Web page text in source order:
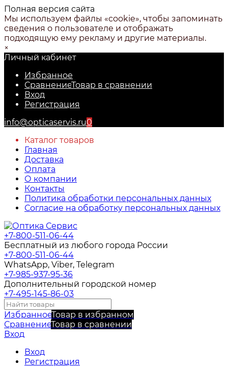
Полная версия сайта
Мы используем файлы «cookie», чтобы запоминать
сведения о пользователе и отображать
подходящую ему рекламу и другие материалы.
×
Личный кабинет
Избранное
СравнениеТовар в сравнении
Вход
Регистрация
info@opticaservis.ru0
Каталог товаров
Главная
Доставка
Оплата
О компании
Контакты
Политика обработки персональных данных
Согласие на обработку персональных данных
+7-800-511-06-44
Бесплатный из любого города России
+7-800-511-06-44
WhatsApp, Viber, Telegram
+7-985-937-95-36
Дополнительный городской номер
+7-495-145-86-03
ИзбранноеТовар в избранном
СравнениеТовар в сравнении
Вход
Вход
Регистрация